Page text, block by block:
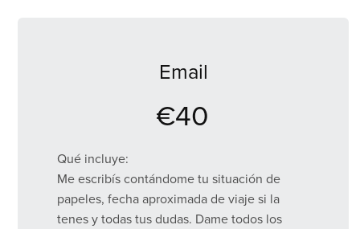
Email
€40
Qué incluye:
Me escribís contándome tu situación de
papeles, fecha aproximada de viaje si la
tenes y todas tus dudas. Dame todos los